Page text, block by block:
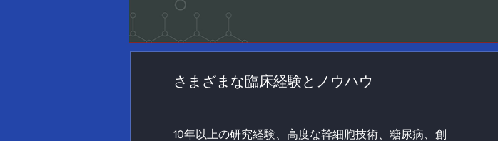
さまざまな臨床経験とノウハウ
10年以上の研究経験、高度な幹細胞技術、糖尿病、創